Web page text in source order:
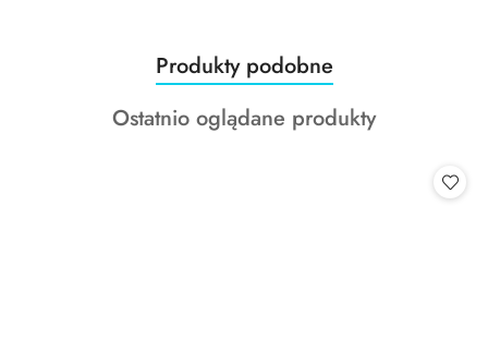
Pomiń karuzelę produktów
Produkty
o
statusie:
Produkty podobne
Produkty
Ostatnio oglądane produkty